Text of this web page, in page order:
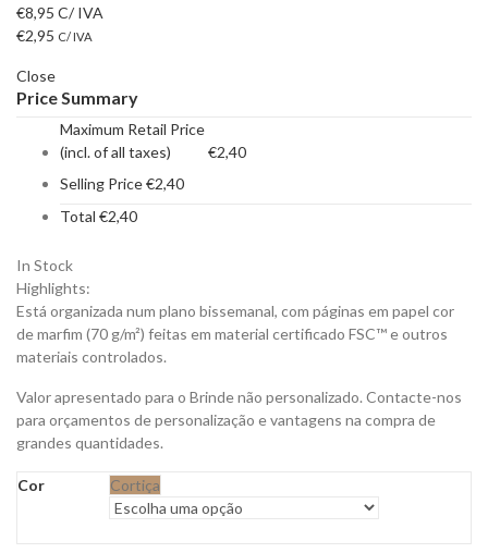
€8,95 C/ IVA
€2,95 C/ IVA
Close
Price Summary
Maximum Retail Price
(incl. of all taxes)
€2,40
Selling Price€2,40
Total €2,40
In Stock
Highlights:
Está organizada num plano bissemanal, com páginas em papel cor
de marfim (70 g/m²) feitas em material certificado FSC™ e outros
materiais controlados.
Valor apresentado para o Brinde não personalizado. Contacte-nos
para orçamentos de personalização e vantagens na compra de
grandes quantidades.
Cor Cortiça